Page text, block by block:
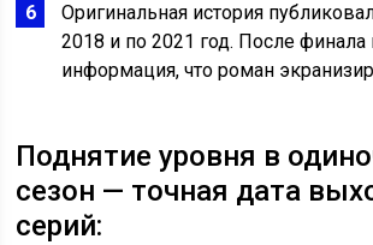
Оригинальная история
2018 и по 2021 год. После финала
информация, что роман
Поднятие уровня в
сезон — точная дата
серий: